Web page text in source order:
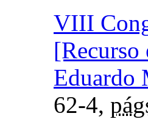
VIII
Eduardo
62-4,